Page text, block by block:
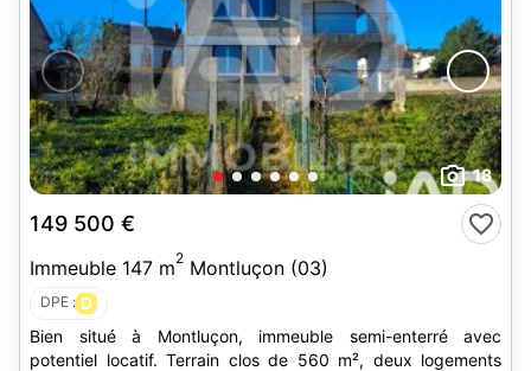
18
149 500 €
Immeuble 147 m2 Montluçon (03)
DPE : D
Bien situé à Montluçon, immeuble semi-enterré avec
potentiel locatif. Terrain clos de 560 m², deux logements